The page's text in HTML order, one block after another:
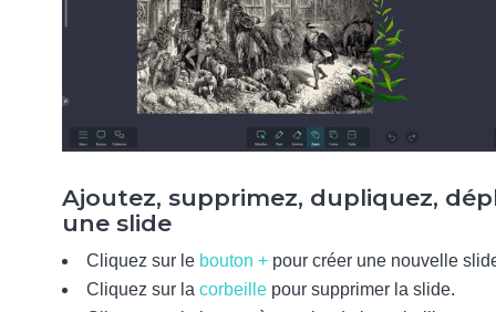
Ajoutez, supprimez, dupliquez,
une slide
Cliquez sur le bouton + pour créer une nouvelle
Cliquez sur la corbeille pour supprimer la slide.